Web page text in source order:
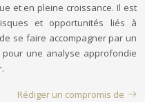
et en pleine croissance. Il est
et opportunités liés à
se faire accompagner par un
une analyse approfondie
Rédiger un compromis de